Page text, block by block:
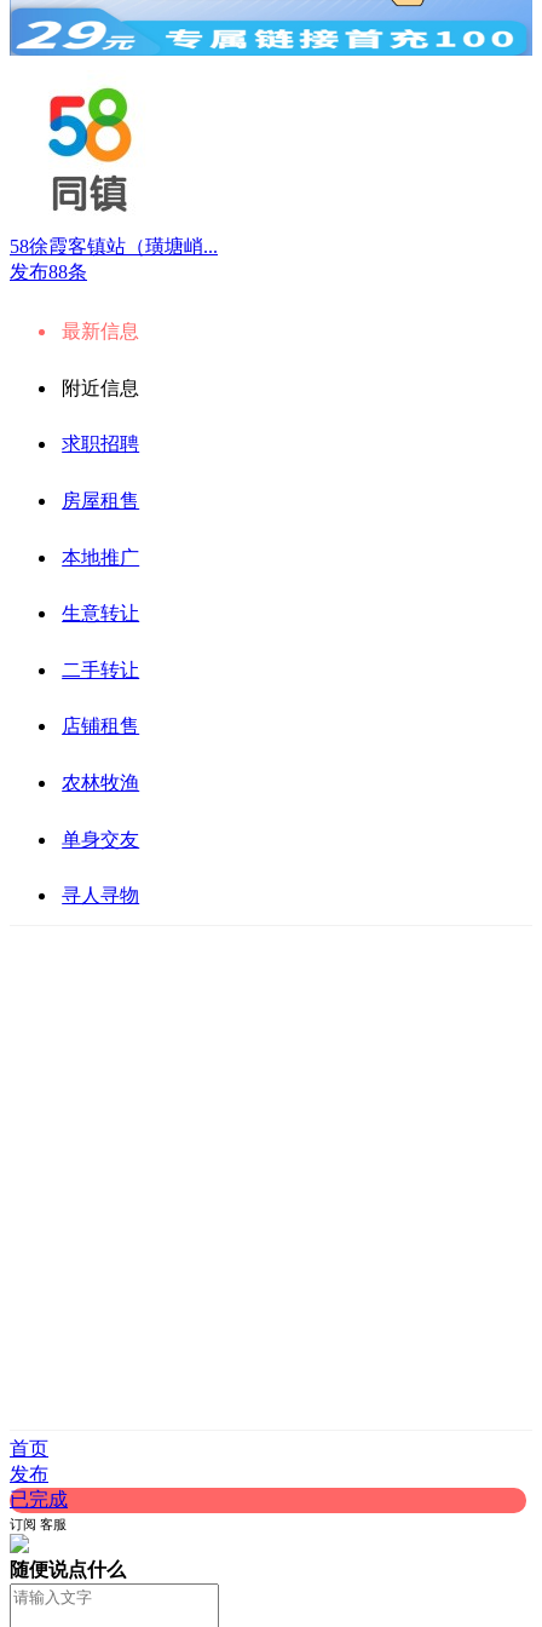
58徐霞客镇站（璜塘峭...
发布88条
最新信息
附近信息
求职招聘
房屋租售
本地推广
生意转让
二手转让
店铺租售
农林牧渔
单身交友
寻人寻物
首页
发布
已完成
订阅 客服
随便说点什么